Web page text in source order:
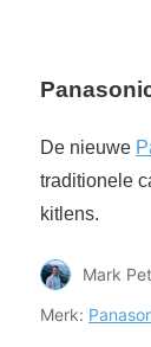
De nieuwe
traditionele
kitlens.
Mark
Merk: